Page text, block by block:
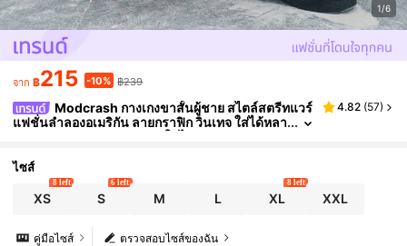
1/6
จาก ฿215 -10% ฿239
Modcrash กางเกงขาสั้นผู้ชาย สไตล์สตรีทแวร์
แฟชั่นลำลองอเมริกัน ลายกราฟิก วินเทจ ใส่ได้หลา
4.82 (57)
ไซส์
XS
8 left
S
6 left
M L XL
8 left
XXL
ตรวจสอบไซส์ของฉัน
คู่มือไซส์